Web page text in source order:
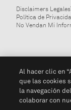
Disclaimers Legales
Política de
No Vendan Mi
Al hacer clic en
que las cookies
la navegación
colaborar con